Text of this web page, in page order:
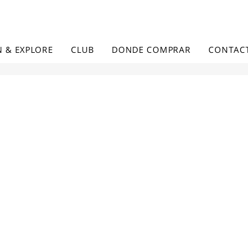
& EXPLORE CLUB DONDE COMPRAR